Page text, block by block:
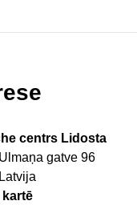
centrs Lidosta
gatve 96